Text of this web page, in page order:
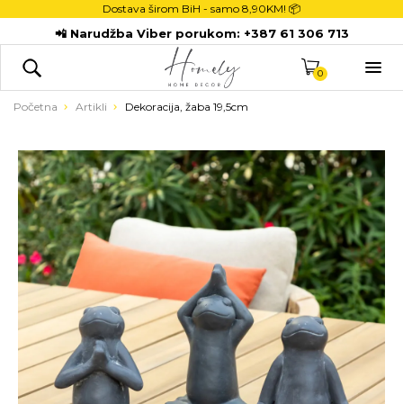
Dostava širom BiH - samo 8,90KM! 📦
📲 Narudžba Viber porukom: +387 61 306 713
0 
POČETNA
DEKORACIJE
KUHINJA
TEKSTIL
KUPATILO
ODLAGANJE
NOVI PROIZVODI
Početna Artikli Dekoracija, žaba 19,5cm